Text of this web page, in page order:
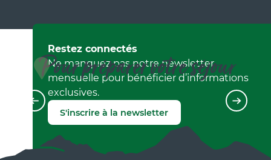
Pour préparer votre séjour
Réserver mon séjour
Restez connectés
Ne manquez pas notre newsletter
mensuelle pour bénéficier d’informations
exclusives.
S'inscrire à la newsletter